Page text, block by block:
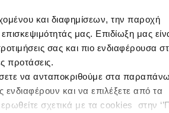
και διαφημίσεων, την παροχή
μας. Επιδίωξη μας
σας και πιο ενδιαφέρουσα
προτάσεις.
να ανταποκριθούμε στα
και να επιλέξετε από τα
σχετικά με τα cookies στην